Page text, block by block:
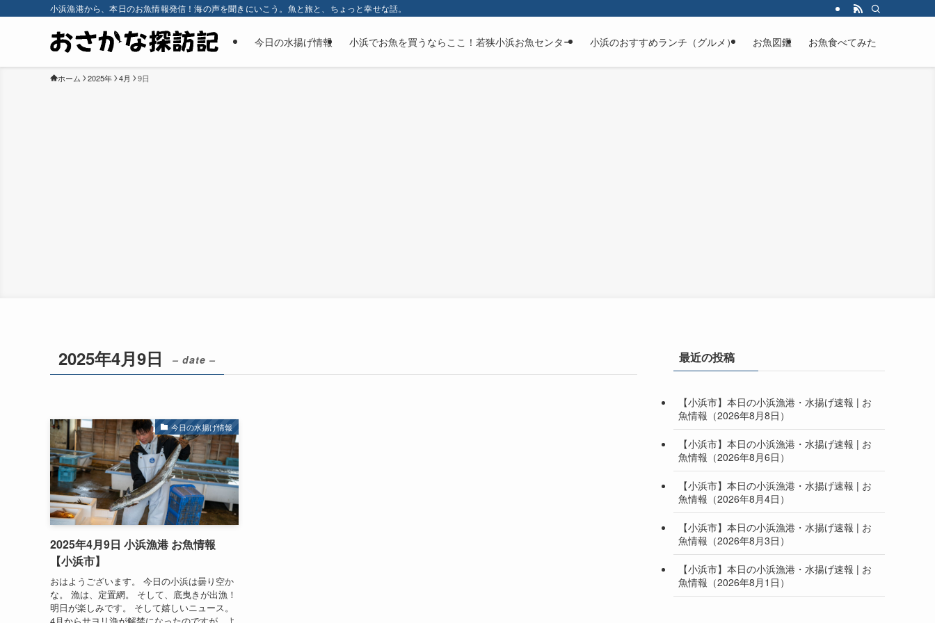
小浜漁港から、本日のお魚情報発信！海の声を聞きにいこう。魚と旅と、ちょっと幸せな話。
今日の水揚げ情報 小浜でお魚を買うならここ！若狭小浜お魚センター 小浜のおすすめランチ（グルメ） お魚図鑑 お魚食べてみた
ホーム 2025年 4月 9日
2025年4月9日 – date –
今日の水揚げ情報
2025年4月9日 小浜漁港 お魚情報
【小浜市】
おはようございます。 今日の小浜は曇り空か
な。 漁は、定置網。 そして、底曳きが出漁！
明日が楽しみです。 そして嬉しいニュース。
最近の投稿
【小浜市】本日の小浜漁港・水揚げ速報 | お
魚情報（2026年8月8日）
【小浜市】本日の小浜漁港・水揚げ速報 | お
魚情報（2026年8月6日）
【小浜市】本日の小浜漁港・水揚げ速報 | お
魚情報（2026年8月4日）
【小浜市】本日の小浜漁港・水揚げ速報 | お
魚情報（2026年8月3日）
【小浜市】本日の小浜漁港・水揚げ速報 | お
魚情報（2026年8月1日）